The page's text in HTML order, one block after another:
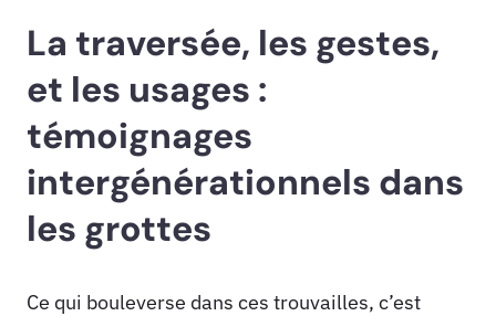
La traversée, les gestes,
et les usages :
témoignages
intergénérationnels dans
les grottes
Ce qui bouleverse dans ces trouvailles, c’est